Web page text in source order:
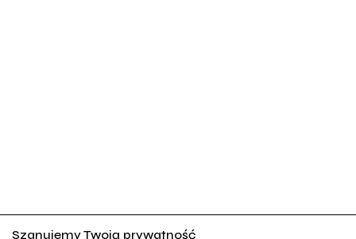
Szanujemy Twoją prywatność